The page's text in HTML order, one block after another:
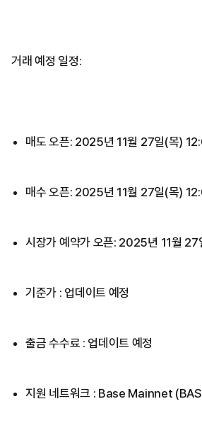
거래 예정 일정:
매도 오픈: 2025년 11월 27일(목)
매수 오픈: 2025년 11월 27일(목)
시장가 예약가 오픈: 2025년 11월
기준가 : 업데이트 예정
출금 수수료 : 업데이트 예정
지원 네트워크 : Base Mainnet